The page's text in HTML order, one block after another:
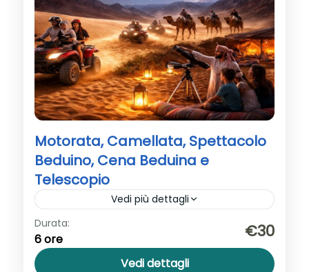
Motorata, Camellata, Spettacolo
Beduino, Cena Beduina e
Telescopio
Vedi più dettagli
Motorata e Camellata con Stelle è
un’escursione serale nel deserto che
unisce avventura in moto, cammellata
Durata:
6 ore €30
Vedi dettagli